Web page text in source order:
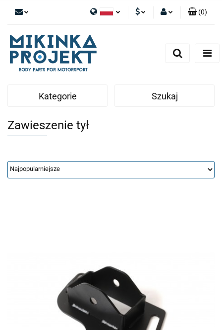
Polski
English
(0)
Kategorie Szukaj
Zawieszenie tył